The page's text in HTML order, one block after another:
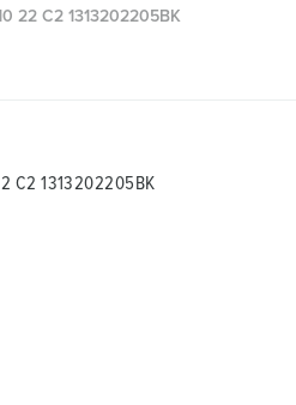
22 C2 1313202205BK
C2 1313202205BK